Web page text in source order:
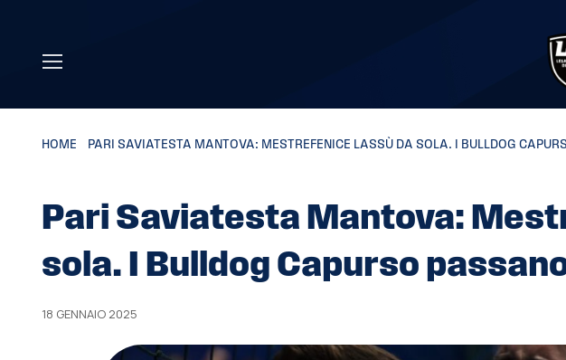
HOME PARI SAVIATESTA MANTOVA: MESTREFENICE LASSÙ DA SOLA. I BULLDOG
Pari Saviatesta Mantova:
sola. I Bulldog Capurso
18 GENNAIO 2025